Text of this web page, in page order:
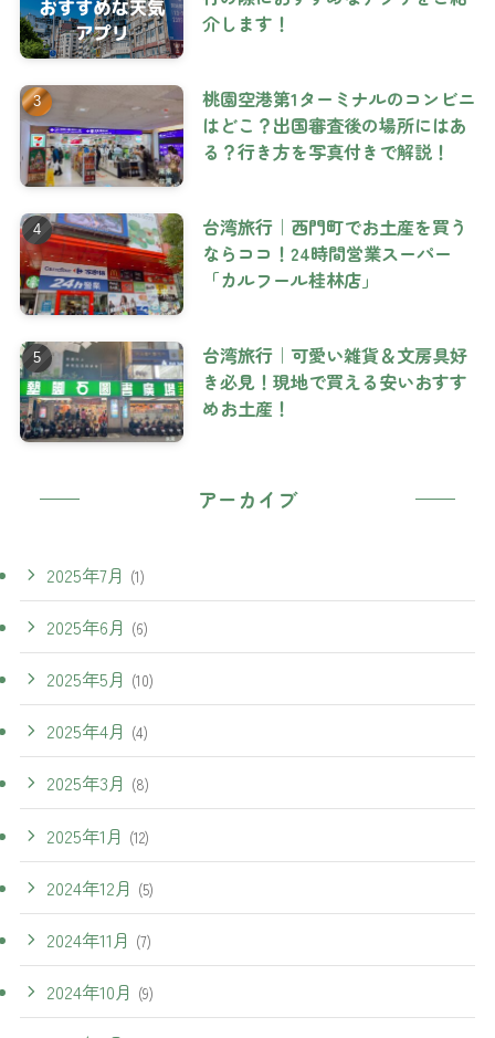
介します！
桃園空港第1ターミナルのコンビニ
はどこ？出国審査後の場所にはあ
る？行き方を写真付きで解説！
台湾旅行｜西門町でお土産を買う
ならココ！24時間営業スーパー
「カルフール桂林店」
台湾旅行｜可愛い雑貨＆文房具好
き必見！現地で買える安いおすす
めお土産！
アーカイブ
2025年7月 (1)
2025年6月 (6)
2025年5月 (10)
2025年4月 (4)
2025年3月 (8)
2025年1月 (12)
2024年12月 (5)
2024年11月 (7)
2024年10月 (9)